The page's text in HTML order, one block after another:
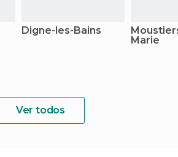
Digne-les-Bains
Marie
Ver todos